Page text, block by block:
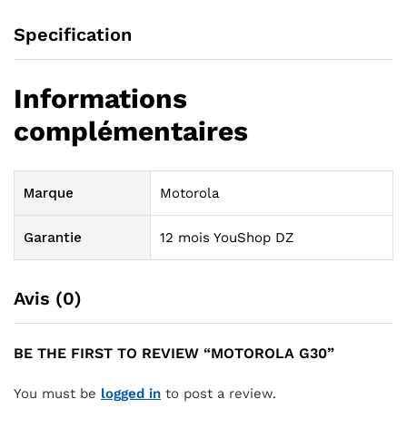
Specification
Informations
complémentaires
Marque Motorola
Garantie 12 mois YouShop DZ
Avis (0)
BE THE FIRST TO REVIEW “MOTOROLA G30”
You must be logged in to post a review.